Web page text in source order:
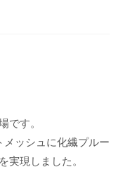
です。
ッシュに化繊プルー
現しました。